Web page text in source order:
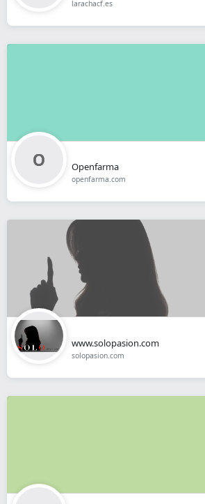
larachacf.es
Openfarma
openfarma.com
www.solopasion.com
solopasion.com